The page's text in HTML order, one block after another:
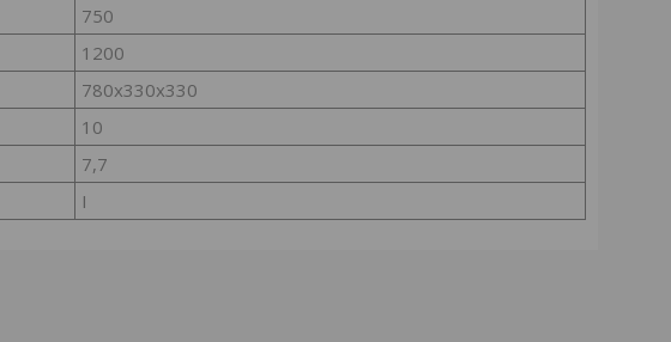
750
1200
780x330x330
10
7,7
I